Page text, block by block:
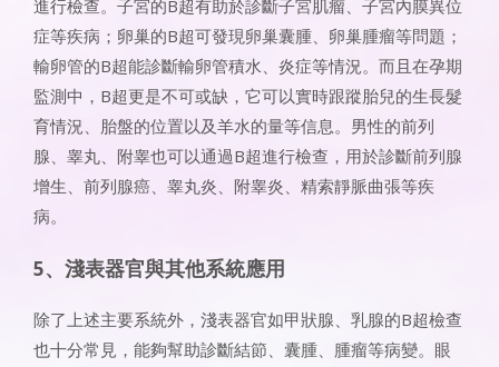
進行檢查。子宮的B超有助於診斷子宮肌瘤、子宮內膜異位
症等疾病；卵巢的B超可發現卵巢囊腫、卵巢腫瘤等問題；
輸卵管的B超能診斷輸卵管積水、炎症等情況。而且在孕期
監測中，B超更是不可或缺，它可以實時跟蹤胎兒的生長髮
育情況、胎盤的位置以及羊水的量等信息。男性的前列
腺、睾丸、附睾也可以通過B超進行檢查，用於診斷前列腺
增生、前列腺癌、睾丸炎、附睾炎、精索靜脈曲張等疾
病。
5、淺表器官與其他系統應用
除了上述主要系統外，淺表器官如甲狀腺、乳腺的B超檢查
也十分常見，能夠幫助診斷結節、囊腫、腫瘤等病變。眼